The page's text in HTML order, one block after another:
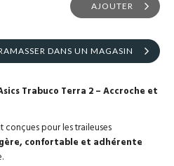
AJOUTER
DANS UN MAGASIN
Trabuco Terra 2 – Accroche et
conçues pour les traileuses
confortable et adhérente